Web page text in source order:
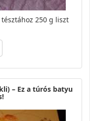
250 g liszt
– Ez a túrós batyu